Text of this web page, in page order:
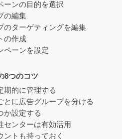
ーンの目的を選択
の編集
のターゲティングを編集
の作成
ペーンを設定
8つのコツ
期的に管理する
とに広告グループを分ける
か設定する
センターは有効活用
ントも持っておく